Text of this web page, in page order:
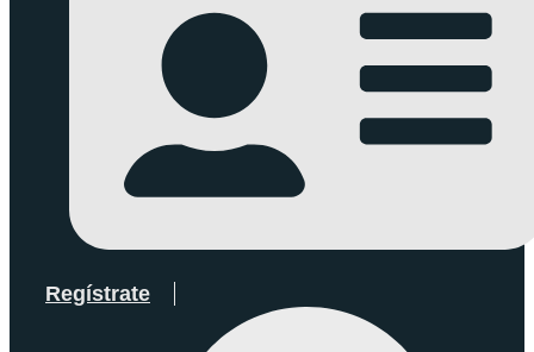
Regístrate